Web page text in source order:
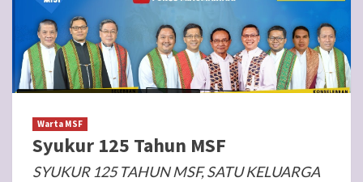
Warta MSF
Syukur 125 Tahun MSF
SYUKUR 125 TAHUN MSF, SATU KELUARGA